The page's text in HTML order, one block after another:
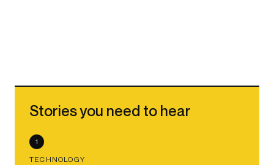
Stories you need to hear
1
TECHNOLOGY